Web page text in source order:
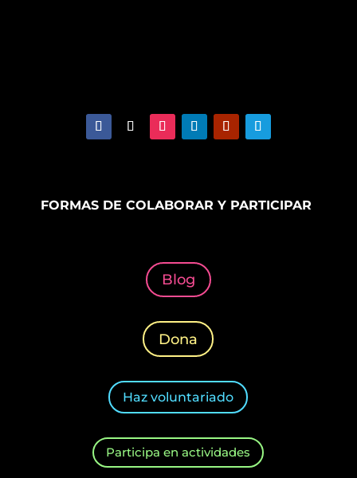
FORMAS DE COLABORAR Y PARTICIPAR
Blog
Dona
Haz voluntariado
Participa en actividades